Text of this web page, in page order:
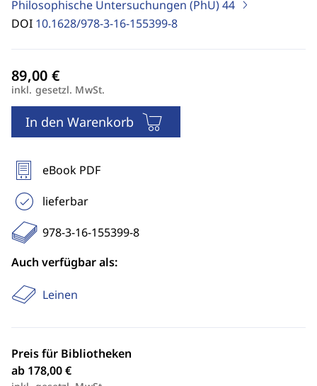
Philosophische Untersuchungen (PhU)44
DOI 10.1628/978-3-16-155399-8
inkl. gesetzl. MwSt.
In den Warenkorb
eBook PDF
lieferbar
978-3-16-155399-8
Auch verfügbar als:
Leinen
Preis für Bibliotheken
ab 178,00 €